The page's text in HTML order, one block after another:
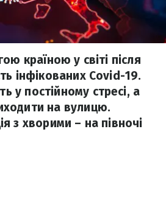
країною у світі після
інфікованих Covid-19.
у постійному стресі, а
на вулицю.
з хворими – на півночі